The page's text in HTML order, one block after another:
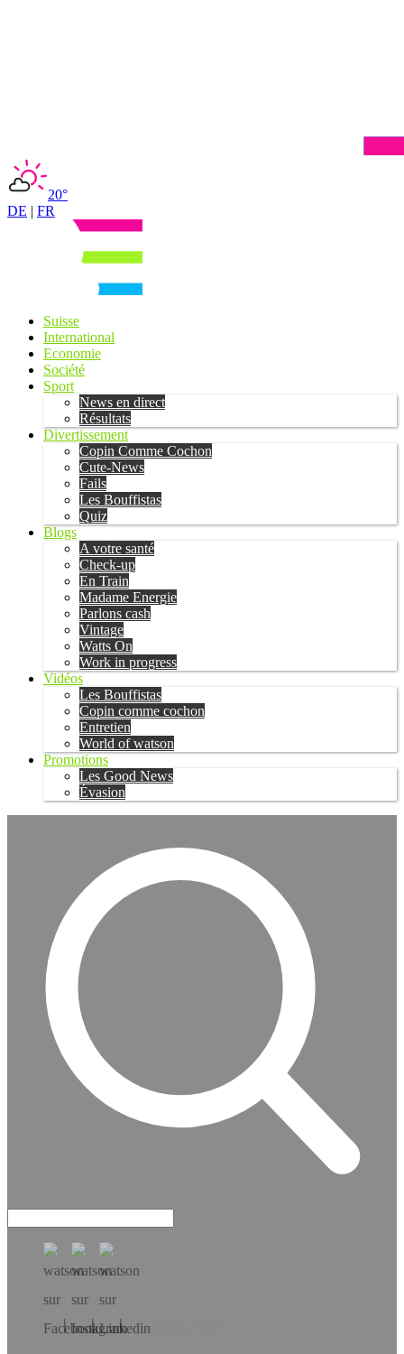
20°
DE | FR
Suisse
International
Economie
Société
Sport
News en direct
Résultats
Divertissement
Copin Comme Cochon
Cute-News
Fails
Les Bouffistas
Quiz
Blogs
A votre santé
Check-up
En Train
Madame Energie
Parlons cash
Vintage
Watts On
Work in progress
Vidéos
Les Bouffistas
Copin comme cochon
Entretien
World of watson
Promotions
Les Good News
Évasion
Téléchargez l’app!